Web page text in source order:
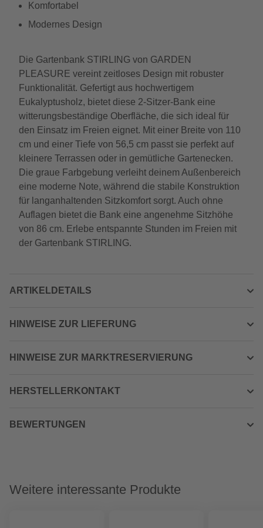
Komfortabel
Modernes Design
Die Gartenbank STIRLING von GARDEN
PLEASURE vereint zeitloses Design mit robuster
Funktionalität. Gefertigt aus hochwertigem
Eukalyptusholz, bietet diese 2-Sitzer-Bank eine
witterungsbeständige Oberfläche, die sich ideal für
den Einsatz im Freien eignet. Mit einer Breite von 110
cm und einer Tiefe von 56,5 cm passt sie perfekt auf
kleinere Terrassen oder in gemütliche Gartenecken.
Die graue Farbgebung verleiht deinem Außenbereich
eine moderne Note, während die stabile Konstruktion
für langanhaltenden Sitzkomfort sorgt. Auch ohne
Auflagen bietet die Bank eine angenehme Sitzhöhe
von 86 cm. Erlebe entspannte Stunden im Freien mit
der Gartenbank STIRLING.
ARTIKELDETAILS
HINWEISE ZUR LIEFERUNG
HINWEISE ZUR MARKTRESERVIERUNG
HERSTELLERKONTAKT
BEWERTUNGEN
Weitere interessante Produkte